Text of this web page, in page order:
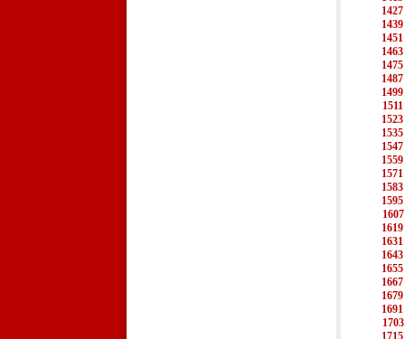
1427
1439
1451
1463
1475
1487
1499
1511
1523
1535
1547
1559
1571
1583
1595
1607
1619
1631
1643
1655
1667
1679
1691
1703
1715